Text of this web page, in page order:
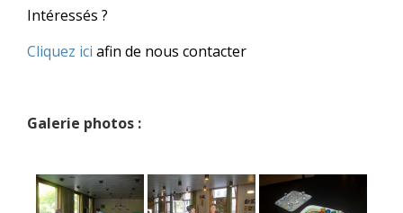
Intéressés ?
Cliquez ici afin de nous contacter
Galerie photos :